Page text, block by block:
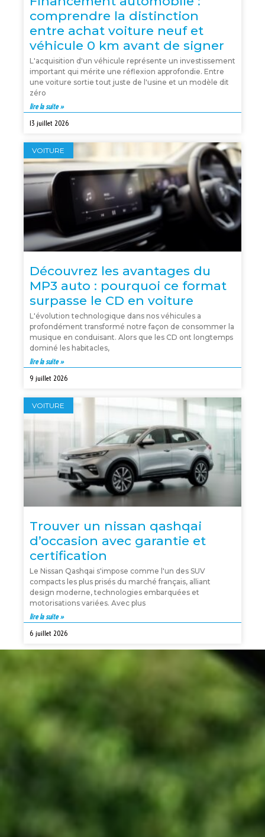
comprendre la distinction
entre achat voiture neuf et
véhicule 0 km avant de signer
L'acquisition d'un véhicule représente un investissement
important qui mérite une réflexion approfondie. Entre
une voiture sortie tout juste de l'usine et un modèle dit
zéro
lire la suite »
13 juillet 2026
VOITURE
Découvrez les avantages du
MP3 auto : pourquoi ce format
surpasse le CD en voiture
L'évolution technologique dans nos véhicules a
profondément transformé notre façon de consommer la
musique en conduisant. Alors que les CD ont longtemps
dominé les habitacles,
lire la suite »
9 juillet 2026
VOITURE
Trouver un nissan qashqai
d’occasion avec garantie et
certification
Le Nissan Qashqai s'impose comme l'un des SUV
compacts les plus prisés du marché français, alliant
design moderne, technologies embarquées et
motorisations variées. Avec plus
lire la suite »
6 juillet 2026